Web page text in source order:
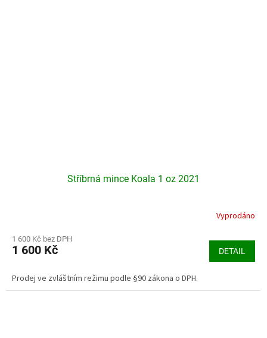
Stříbrná mince Koala 1 oz 2021
produktu
je
z
Vyprodáno
1 600 Kč bez DPH
1 600 Kč DETAIL
Prodej ve zvláštním režimu podle §90 zákona o DPH.